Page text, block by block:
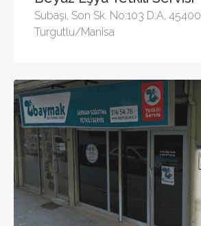
Subaşı, Son Sk. No:103 D:A, 45400
Turgutlu/Manisa